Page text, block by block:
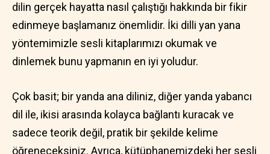
dilin gerçek hayatta nasıl çalıştığı hakkında bir fikir
edinmeye başlamanız önemlidir. İki dilli yan yana
yöntemimizle sesli kitaplarımızı okumak ve
dinlemek bunu yapmanın en iyi yoludur.
Çok basit; bir yanda ana diliniz, diğer yanda yabancı
dil ile, ikisi arasında kolayca bağlantı kuracak ve
sadece teorik değil, pratik bir şekilde kelime
öğreneceksiniz. Ayrıca, kütüphanemizdeki her sesli